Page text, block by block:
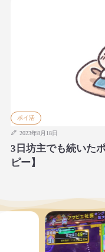
ポイ活
2023年8月18日
3日坊主でも続いた
ピー】